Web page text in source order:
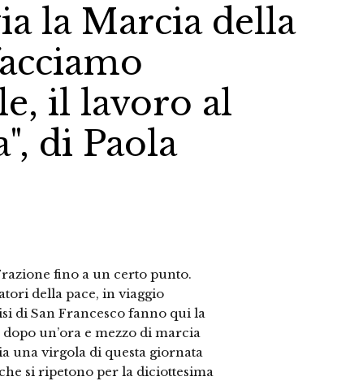
la Marcia della
il lavoro al
di Paola
fino a un certo punto.
della pace, in viaggio
di San Francesco fanno qui la
un’ora e mezzo di marcia
una virgola di questa giornata
si ripetono per la diciottesima